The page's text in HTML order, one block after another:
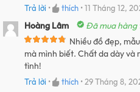
Trả lời • thích •11 Tháng 12,
Hoàng Lâm
Đã mua hàng
Nhiều đồ đẹp,
mà mình biết. Chất da dày và
tình!
Trả lời • thích •29 Tháng 8,